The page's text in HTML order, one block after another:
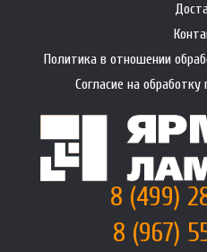
Политика в отношении
Согласие на
8 (499)
8 (967)